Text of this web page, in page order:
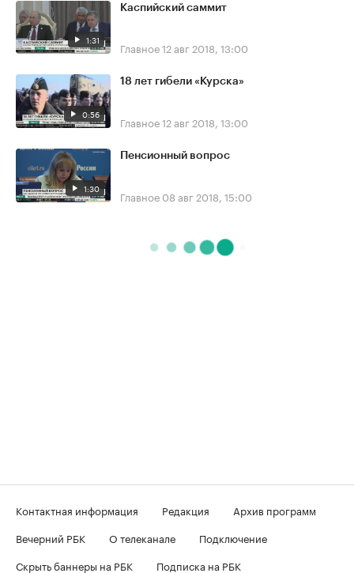
1:31
Каспийский саммит
Главное12 авг 2018, 13:00
0:56
18 лет гибели «Курска»
Главное12 авг 2018, 13:00
1:30
Пенсионный вопрос
Главное 08 авг 2018, 15:00
Контактная информация Редакция
Архив программ
Вечерний РБК
О телеканале
Подключение
Скрыть баннеры на РБК
Подписка на РБК